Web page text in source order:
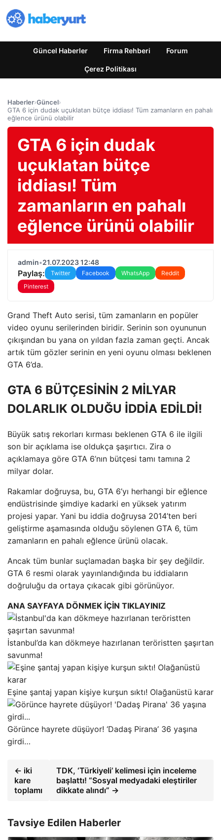
Güncel Haberler Firma Rehberi Forum
Çerez Politikası
Haberler›Güncel›
GTA 6 için dudak uçuklatan bütçe iddiası! Tüm zamanların en pahalı
eğlence ürünü olabilir
GTA 6 için dudak
uçuklatan bütçe
iddiası! Tüm
zamanların en pahalı
eğlence ürünü olabilir
admin•21.07.2023 12:48
Paylaş: Twitter Facebook WhatsApp
Reddit
Pinterest
Grand Theft Auto serisi, tüm zamanların en popüler
video oyunu serilerinden biridir. Serinin son oyununun
çıkışından bu yana on yıldan fazla zaman geçti. Ancak
artık tüm gözler serinin en yeni oyunu olması beklenen
GTA 6’da.
GTA 6 BÜTÇESİNİN 2 MİLYAR
DOLARLIK OLDUĞU İDDİA EDİLDİ!
Büyük satış rekorları kırması beklenen GTA 6 ile ilgili
son bir açıklama ise oldukça şaşırtıcı. Zira o
açıklamaya göre GTA 6’nın bütçesi tamı tamına 2
milyar dolar.
Rakamlar doğruysa, bu, GTA 6’yı herhangi bir eğlence
endüstrisinde şimdiye kadarki en yüksek yatırım
projesi yapar. Yani bu iddia doğruysa 2014’ten beri
geliştirme aşamasında olduğu söylenen GTA 6, tüm
zamanların en pahalı eğlence ürünü olacak.
Ancak tüm bunlar suçlamadan başka bir şey değildir.
GTA 6 resmi olarak yayınlandığında bu iddiaların
doğruluğu da ortaya çıkacak gibi görünüyor.
ANA SAYFAYA DÖNMEK İÇİN TIKLAYINIZ
İstanbul’da kan dökmeye hazırlanan teröristten şaşırtan
savunma!
Eşine şantaj yapan kişiye kurşun sıktı! Olağanüstü karar
Görünce hayrete düşüyor! ‘Dadaş Pirana’ 36 yaşına
girdi…
← iki
kare
toplamı
TDK, ‘Türkiyeli’ kelimesi için inceleme
başlattı! “Sosyal medyadaki eleştiriler
dikkate alındı” →
Tavsiye Edilen Haberler